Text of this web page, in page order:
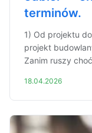
terminów.
1) Od projektu
projekt
Zanim ruszy
18.04.2026